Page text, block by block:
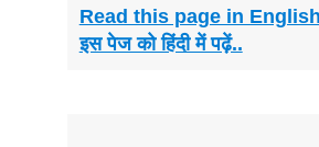
Read this page in
इस पेज को हिंदी में पढ़ें..